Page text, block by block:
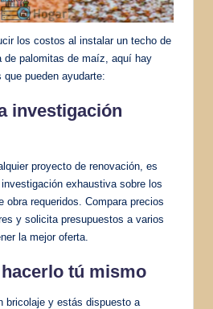
los costos al instalar un techo de
de palomitas de maíz, aquí hay
pueden ayudarte:
investigación
proyecto de renovación, es
exhaustiva sobre los
obra requeridos. Compara precios
y solicita presupuestos a varios
la mejor oferta.
tú mismo
bricolaje y estás dispuesto a